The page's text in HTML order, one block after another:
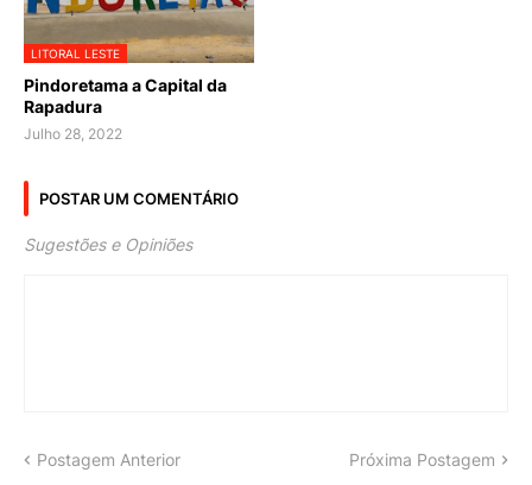
LITORAL LESTE
Pindoretama a Capital da
Rapadura
Julho 28, 2022
POSTAR UM COMENTÁRIO
Sugestões e Opiniões
Postagem Anterior Próxima Postagem